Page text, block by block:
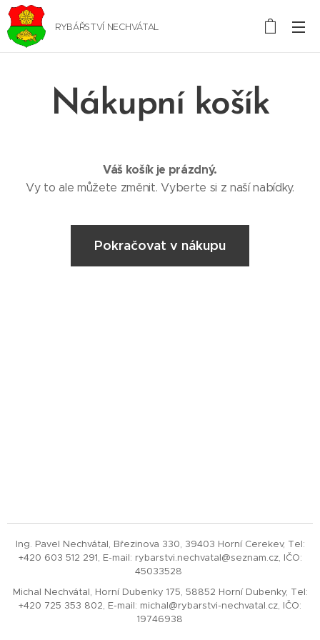
RYBÁŘSTVÍ NECHVÁTAL
Nákupní košík
Váš košík je prázdný.
Vy to ale můžete změnit. Vyberte si z naší nabídky.
Pokračovat v nákupu
Ing. Pavel Nechvátal, Březinova 330, 39403 Horní Cerekev, Tel:
+420 603 512 291, E-mail: rybarstvi.nechvatal@seznam.cz, IČO:
45033528
Michal Nechvátal, Horní Dubenky 175, 58852 Horní Dubenky, Tel:
+420 725 353 802, E-mail: michal@rybarstvi-nechvatal.cz, IČO:
19746938